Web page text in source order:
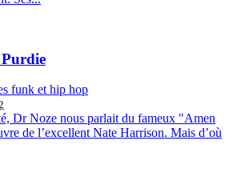
funk et hip hop
Dr Noze nous parlait du fameux "Amen
de l’excellent Nate Harrison. Mais d’où